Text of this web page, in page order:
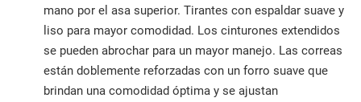
mano por el asa superior. Tirantes con espaldar suave y
liso para mayor comodidad. Los cinturones extendidos
se pueden abrochar para un mayor manejo. Las correas
están doblemente reforzadas con un forro suave que
brindan una comodidad óptima y se ajustan